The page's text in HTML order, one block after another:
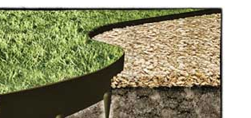
v Lesoparku v Dubé
Lesoparku v Dubé
lesa v Lesoparku v Dubé
v Lesoparku v Dubé
v Lesoparku v Dubé